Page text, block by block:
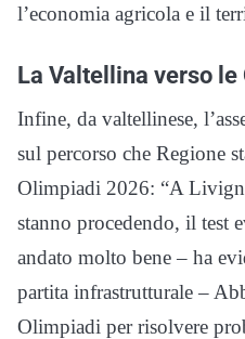
l’economia agricola e il
La Valtellina verso
Infine, da valtellinese,
sul percorso che Regione
Olimpiadi 2026: “A
stanno procedendo, il test
andato molto bene – ha
partita infrastrutturale –
Olimpiadi per risolvere